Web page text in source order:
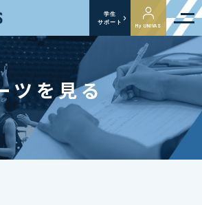
学生
サポート
My UNIVAS
ツを見る